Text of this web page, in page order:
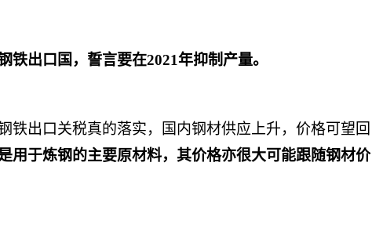
铁出口国，誓言要在2021年抑制产量。
铁出口关税真的落实，国内钢材供应上升，价格可望回
用于炼钢的主要原材料，其价格亦很大可能跟随钢材价